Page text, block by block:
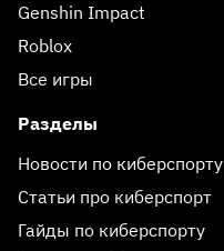
Genshin Impact
Roblox
Все игры
Разделы
Новости по киберспорту
Статьи про киберспорт
Гайды по киберспорту